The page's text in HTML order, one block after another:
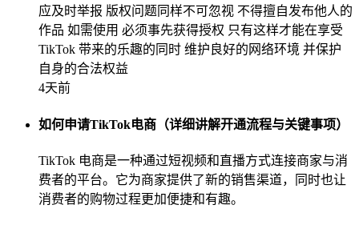
应及时举报 版权问题同样不可忽视 不得擅自发布他人的
作品 如需使用 必须事先获得授权 只有这样才能在享受
TikTok 带来的乐趣的同时 维护良好的网络环境 并保护
自身的合法权益
4天前
如何申请TikTok电商（详细讲解开通流程与关键事项）
TikTok 电商是一种通过短视频和直播方式连接商家与消
费者的平台。它为商家提供了新的销售渠道，同时也让
消费者的购物过程更加便捷和有趣。